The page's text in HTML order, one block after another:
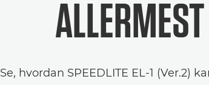
Se, hvordan SPEEDLITE EL-1 (Ver.2)